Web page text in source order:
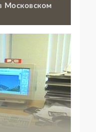
Московском